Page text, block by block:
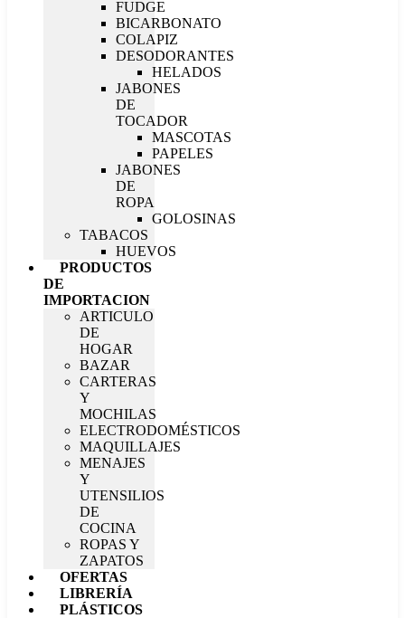
FUDGE
BICARBONATO
COLAPIZ
DESODORANTES
HELADOS
JABONES
DE
TOCADOR
MASCOTAS
PAPELES
JABONES
DE
ROPA
GOLOSINAS
TABACOS
HUEVOS
PRODUCTOS
DE
IMPORTACION
ARTICULO
DE
HOGAR
BAZAR
CARTERAS
Y
MOCHILAS
ELECTRODOMÉSTICOS
MAQUILLAJES
MENAJES
Y
UTENSILIOS
DE
COCINA
ROPAS Y
ZAPATOS
OFERTAS
LIBRERÍA
PLÁSTICOS